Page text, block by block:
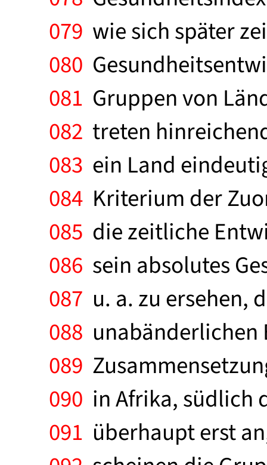
079 wie sich später
080
081 Gruppen von
082 treten
083 ein Land
084 Kriterium der
085 die zeitliche
086 sein absolutes
087 u. a. zu ersehen,
088 unabänderlichen
089
090 in Afrika, südlich
091 überhaupt erst